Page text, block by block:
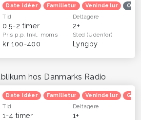
Date idéer Familietur Venindetur
Tid
0,5-2 timer
Deltagere
2+
Pris p.p. Inkl. moms
kr 100-400
Sted(Udenfor)
Lyngby
hos Danmarks Radio
Date idéer Familietur Venindetur
Tid
1-4 timer
Deltagere
1+